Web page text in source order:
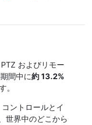
およびリモー
間中に約 13.2%
。
ントロールとイ
世界中のどこから